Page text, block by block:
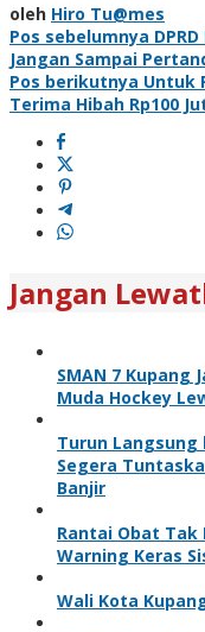
oleh Hiro Tu@mes
Navigasi
pos
Pos sebelumnya
Jangan Sampai
Pos berikutnya Untuk
Terima Hibah Rp100
Jangan
SMAN 7
Muda Hockey
Turun Langsung
Segera
Banjir
Rantai Obat Tak
Warning Keras
Wali Kota